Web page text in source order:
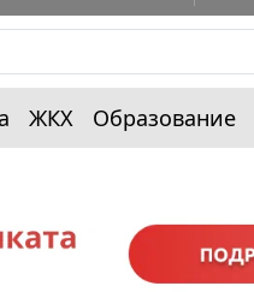
ЖКХ Образование